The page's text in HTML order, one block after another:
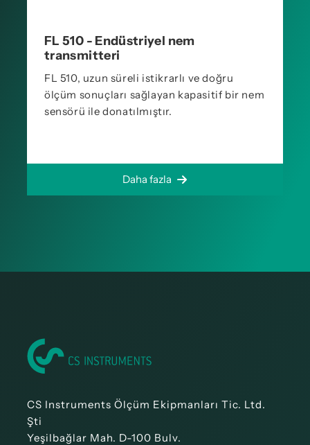
FL 510 - Endüstriyel nem
transmitteri
FL 510, uzun süreli istikrarlı ve doğru
ölçüm sonuçları sağlayan kapasitif bir nem
sensörü ile donatılmıştır.
Daha fazla
CS Instruments Ölçüm Ekipmanları Tic. Ltd.
Şti
Yeşilbağlar Mah. D-100 Bulv.